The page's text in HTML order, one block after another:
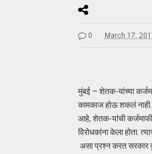
0 March 17,
मुंबई – शेतक-यांच्या
कामकाज होऊ शकलं नाही.
आहे, शेतक-यांची कर्जमाफी
विरोधकांना केला होता.
असा प्रश्न करत सरकार